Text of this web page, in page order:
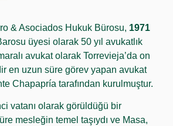
& Asociados Hukuk Bürosu, 1971
üyesi olarak 50 yıl avukatlık
avukat olarak Torrevieja’da on
en uzun süre görev yapan avukat
Chapapría tarafından kurulmuştur.
vatanı olarak görüldüğü bir
mesleğin temel taşıydı ve Masa,